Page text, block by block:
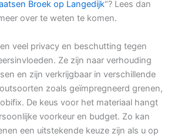
Broek op Langedijk“? Lees dan
over te weten te komen.
veel privacy en beschutting tegen
Ze zijn naar verhouding
en zijn verkrijgbaar in verschillende
zoals geïmpregneerd grenen,
De keus voor het materiaal hangt
voorkeur en budget. Zo kan
een uitstekende keuze zijn als u op